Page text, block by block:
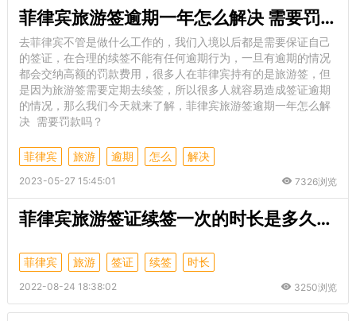
菲律宾旅游签逾期一年怎么解决 需要罚款吗
去菲律宾不管是做什么工作的，我们入境以后都是需要保证自己
的签证，在合理的续签不能有任何逾期行为，一旦有逾期的情况
都会交纳高额的罚款费用，很多人在菲律宾持有的是旅游签，但
是因为旅游签需要定期去续签，所以很多人就容易造成签证逾期
的情况，那么我们今天就来了解，菲律宾旅游签逾期一年怎么解
决 需要罚款吗？
菲律宾 旅游 逾期 怎么 解决
2023-05-27 15:45:01 7326浏览
菲律宾旅游签证续签一次的时长是多久，如何续签？
菲律宾 旅游 签证 续签 时长
2022-08-24 18:38:02 3250浏览